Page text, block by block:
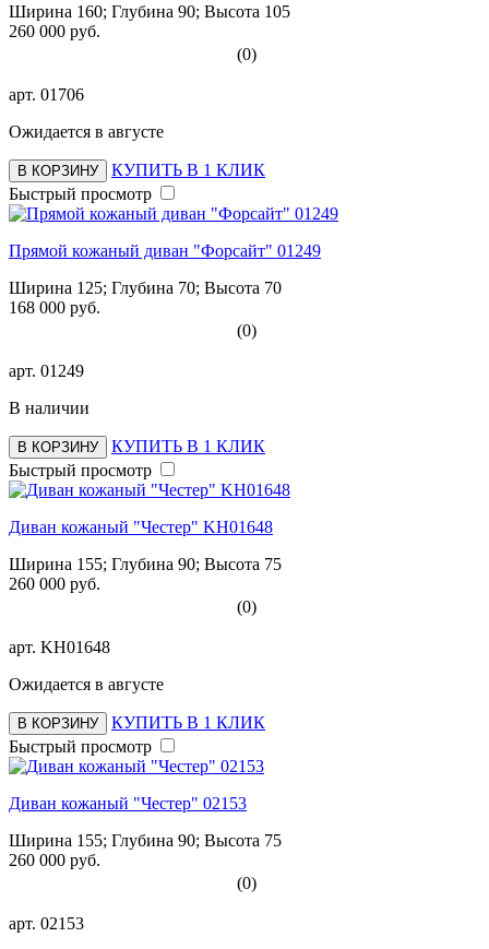
Ширина 160; Глубина 90; Высота 105
260 000 руб.
(0)
арт. 01706
Ожидается в августе
В КОРЗИНУ
КУПИТЬ В 1 КЛИК
Быстрый просмотр
Прямой кожаный диван "Форсайт" 01249
Ширина 125; Глубина 70; Высота 70
168 000 руб.
(0)
арт. 01249
В наличии
В КОРЗИНУ
КУПИТЬ В 1 КЛИК
Быстрый просмотр
Диван кожаный "Честер" KH01648
Ширина 155; Глубина 90; Высота 75
260 000 руб.
(0)
арт. KH01648
Ожидается в августе
В КОРЗИНУ
КУПИТЬ В 1 КЛИК
Быстрый просмотр
Диван кожаный "Честер" 02153
Ширина 155; Глубина 90; Высота 75
260 000 руб.
(0)
арт. 02153